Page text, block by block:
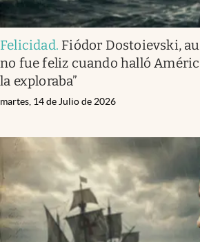
Felicidad. Fiódor Dostoievski,
no fue feliz cuando halló
la exploraba”
martes, 14 de Julio de 2026